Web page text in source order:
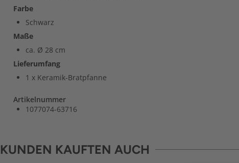
Farbe
Schwarz
Maße
ca. Ø 28 cm
Lieferumfang
1 x Keramik-Bratpfanne
Artikelnummer
1077074-63716
KUNDEN KAUFTEN AUCH